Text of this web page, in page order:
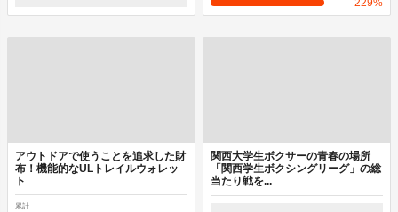
229%
アウトドアで使うことを追求した財
布！機能的なULトレイルウォレッ
ト
累計
関西大学生ボクサーの青春の場所
「関西学生ボクシングリーグ」の総
当たり戦を...